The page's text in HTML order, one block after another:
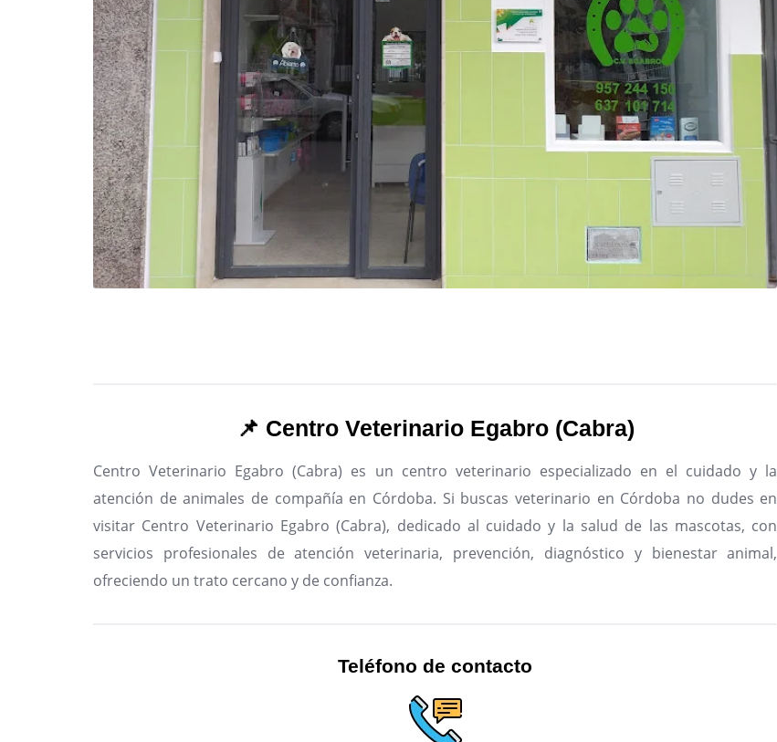
📌 Centro Veterinario Egabro (Cabra)
Centro Veterinario Egabro (Cabra) es un centro veterinario especializado en el cuidado y la
atención de animales de compañía en Córdoba. Si buscas veterinario en Córdoba no dudes en
visitar Centro Veterinario Egabro (Cabra), dedicado al cuidado y la salud de las mascotas, con
servicios profesionales de atención veterinaria, prevención, diagnóstico y bienestar animal,
ofreciendo un trato cercano y de confianza.
Teléfono de contacto